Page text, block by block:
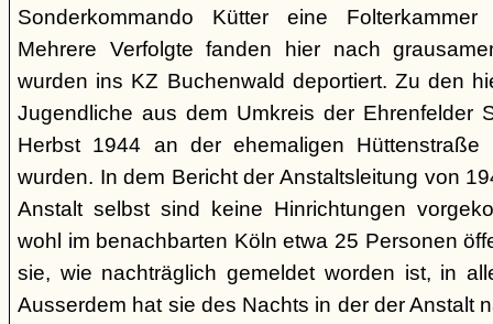
Sonderkommando Kütter eine
Mehrere Verfolgte fanden hier nach
wurden ins KZ Buchenwald deportiert. Zu den
Jugendliche aus dem Umkreis der Ehrenfelder
Herbst 1944 an der ehemaligen Hüttenstraße
wurden. In dem Bericht der Anstaltsleitung von
Anstalt selbst sind keine Hinrichtungen
wohl im benachbarten Köln etwa 25 Personen
sie, wie nachträglich gemeldet worden ist, in
Ausserdem hat sie des Nachts in der der Anstalt